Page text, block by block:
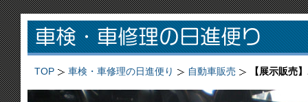
TOP 車検・車修理の日進便り 自動車販売 【展示販売